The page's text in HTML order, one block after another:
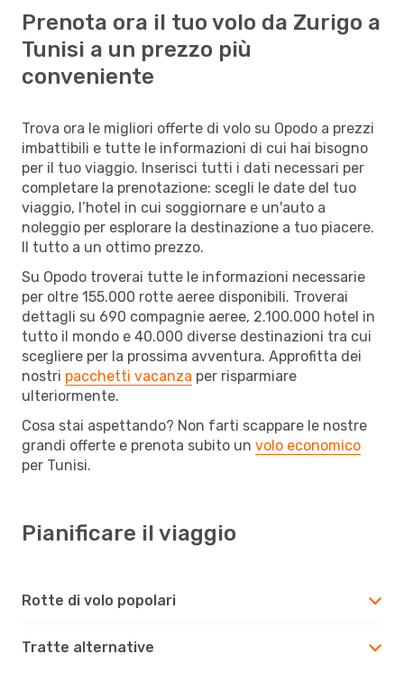
Prenota ora il tuo volo da Zurigo a
Tunisi a un prezzo più
conveniente
Trova ora le migliori offerte di volo su Opodo a prezzi
imbattibili e tutte le informazioni di cui hai bisogno
per il tuo viaggio. Inserisci tutti i dati necessari per
completare la prenotazione: scegli le date del tuo
viaggio, l’hotel in cui soggiornare e un'auto a
noleggio per esplorare la destinazione a tuo piacere.
Il tutto a un ottimo prezzo.
Su Opodo troverai tutte le informazioni necessarie
per oltre 155.000 rotte aeree disponibili. Troverai
dettagli su 690 compagnie aeree, 2.100.000 hotel in
tutto il mondo e 40.000 diverse destinazioni tra cui
scegliere per la prossima avventura. Approfitta dei
nostri pacchetti vacanza per risparmiare
ulteriormente.
Cosa stai aspettando? Non farti scappare le nostre
grandi offerte e prenota subito un volo economico
per Tunisi.
Pianificare il viaggio
Rotte di volo popolari
Tratte alternative